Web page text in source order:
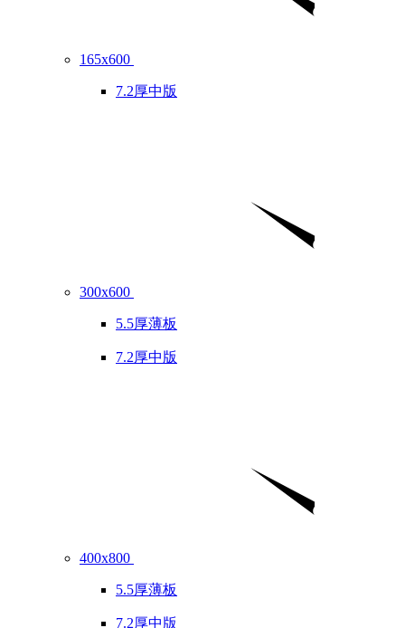
165x600
7.2厚中版
300x600
5.5厚薄板
7.2厚中版
400x800
5.5厚薄板
7.2厚中版